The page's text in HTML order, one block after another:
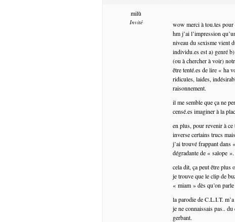
milù
Invité
wow merci à tou.tes
hm j’ai l’impression
niveau du sexisme vient
individu.es est a) genré
(ou à chercher à voir)
être tenté.es de lire « ha
ridicules, laides,
raisonnement.
il me semble que ça ne
censé.es imaginer à la
en plus, pour revenir à
inverse certains trucs
j’ai trouvé frappant dans
dégradante de « salope
cela dit, ça peut être plus
je trouve que le clip de
« miam » dès qu’on parle
la parodie de C.L.I.T.
je ne connaissais pas..
gerbant.